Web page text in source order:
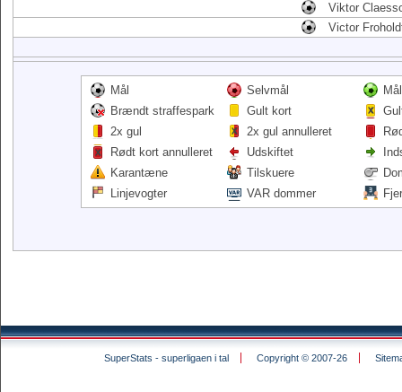
Viktor
Victor
Mål Selvmål
Brændt straffespark
Gult kort
2x gul
2x gul annulleret
Rødt kort annulleret
Udskiftet
Karantæne
Tilskuere
Linjevogter
VAR dommer
SuperStats - superligaen i tal Copyright © 2007-26